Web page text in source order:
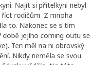
Najít si přítelkyni nebyl
rodičům. Z mnoha
to. Nakonec se s tím
době jejího coming outu se
Ten měl na ni obrovský
Nikdy neměla se svou